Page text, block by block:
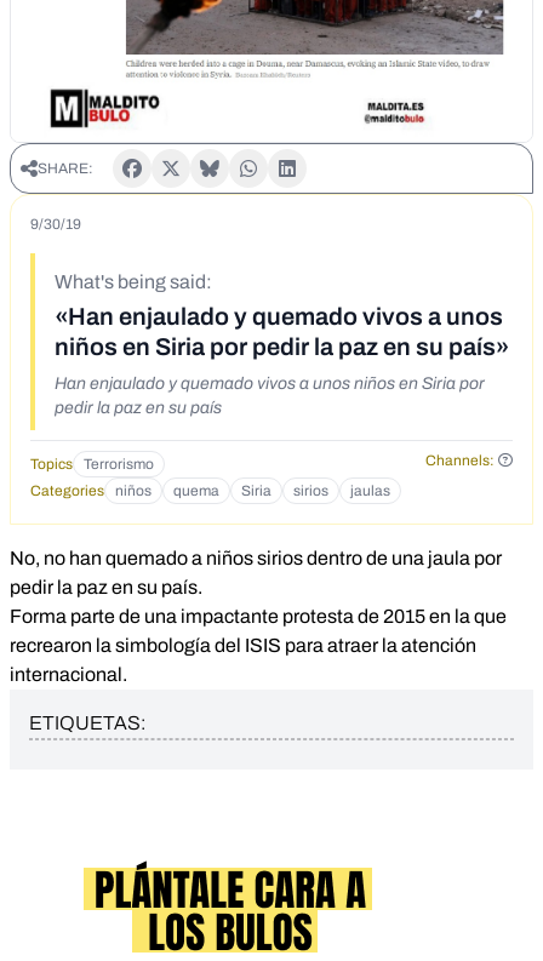
SHARE:
9/30/19
What's being said:
«Han enjaulado y quemado vivos a unos
niños en Siria por pedir la paz en su país»
Han enjaulado y quemado vivos a unos niños en Siria por
pedir la paz en su país
Topics Terrorismo
Channels:
Categories
niños quema Siria sirios jaulas
No, no han quemado a niños sirios dentro de una jaula por
pedir la paz en su país.
Forma parte de una impactante protesta de 2015 en la que
recrearon la simbología del ISIS para atraer la atención
internacional.
ETIQUETAS: